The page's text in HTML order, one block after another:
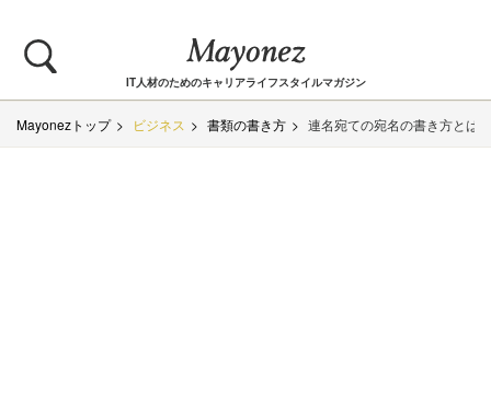
IT人材のためのキャリアライフスタイルマガジン
Mayonezトップ ビジネス 書類の書き方 連名宛ての宛名の書き方とは